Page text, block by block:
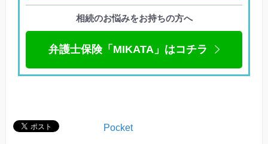
相続のお悩みをお持ちの方へ
弁護士保険「MIKATA」はコチラ
Pocket